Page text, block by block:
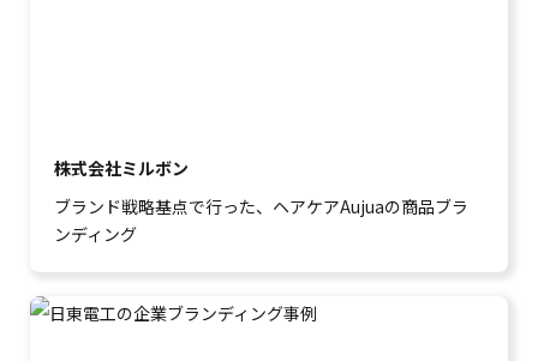
株式会社ミルボン
ブランド戦略基点で行った、ヘアケアAujuaの商品ブラ
ンディング